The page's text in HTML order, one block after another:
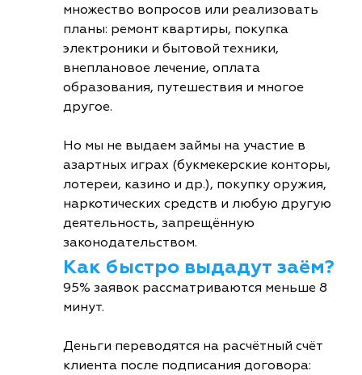
множество вопросов или реализовать
планы: ремонт квартиры, покупка
электроники и бытовой техники,
внеплановое лечение, оплата
образования, путешествия и многое
другое.
Но мы не выдаем займы на участие в
азартных играх (букмекерские конторы,
лотереи, казино и др.), покупку оружия,
наркотических средств и любую другую
деятельность, запрещённую
законодательством.
Как быстро выдадут заём?
95% заявок рассматриваются меньше 8
минут.
Деньги переводятся на расчётный счёт
клиента после подписания договора: